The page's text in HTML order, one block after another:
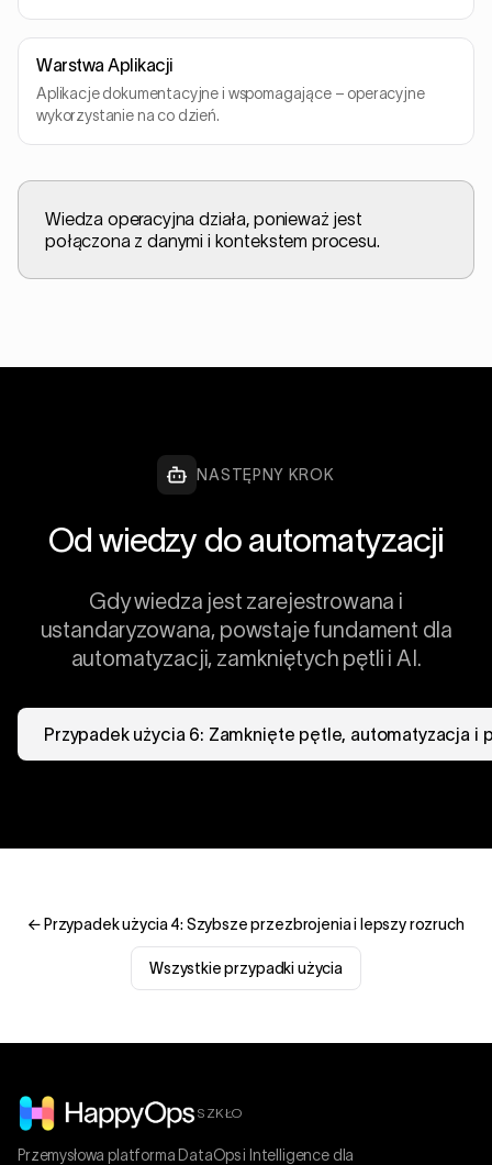
Warstwa Aplikacji
Aplikacje dokumentacyjne i wspomagające – operacyjne
wykorzystanie na co dzień.
Wiedza operacyjna działa, ponieważ jest
połączona z danymi i kontekstem procesu.
NASTĘPNY KROK
Od wiedzy do automatyzacji
Gdy wiedza jest zarejestrowana i
ustandaryzowana, powstaje fundament dla
automatyzacji, zamkniętych pętli i AI.
Przypadek użycia 6: Zamknięte pętle, automatyzacja i
← Przypadek użycia 4: Szybsze przezbrojenia i lepszy rozruch
Wszystkie przypadki użycia
SZKŁO
Przemysłowa platforma DataOps i Intelligence dla